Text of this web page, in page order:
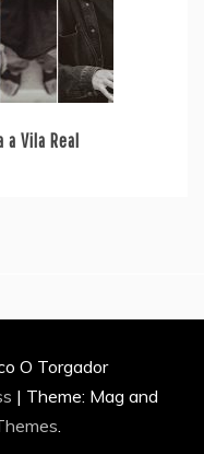
Vila Real
O Torgador
| Theme: Mag and